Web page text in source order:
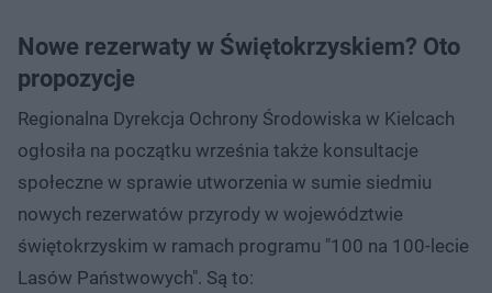
Nowe rezerwaty w Świętokrzyskiem? Oto
propozycje
Regionalna Dyrekcja Ochrony Środowiska w Kielcach
ogłosiła na początku września także konsultacje
społeczne w sprawie utworzenia w sumie siedmiu
nowych rezerwatów przyrody w województwie
świętokrzyskim w ramach programu "100 na 100-lecie
Lasów Państwowych". Są to: